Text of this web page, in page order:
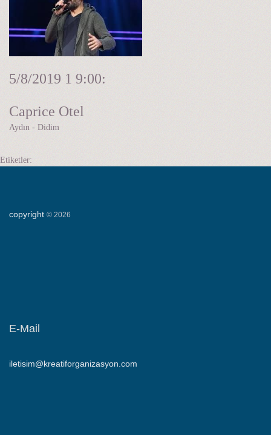
5/8/2019 1 9:00:
Caprice Otel
Aydın - Didim
Etiketler:
copyright © 2026
E-Mail
iletisim@kreatiforganizasyon.com